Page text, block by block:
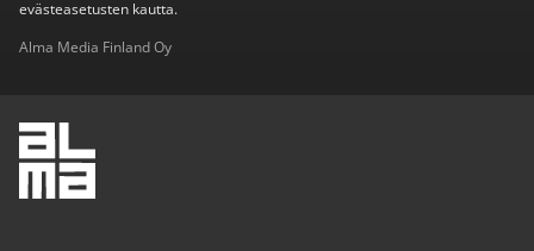
evästeasetusten kautta.
Alma Media Finland Oy